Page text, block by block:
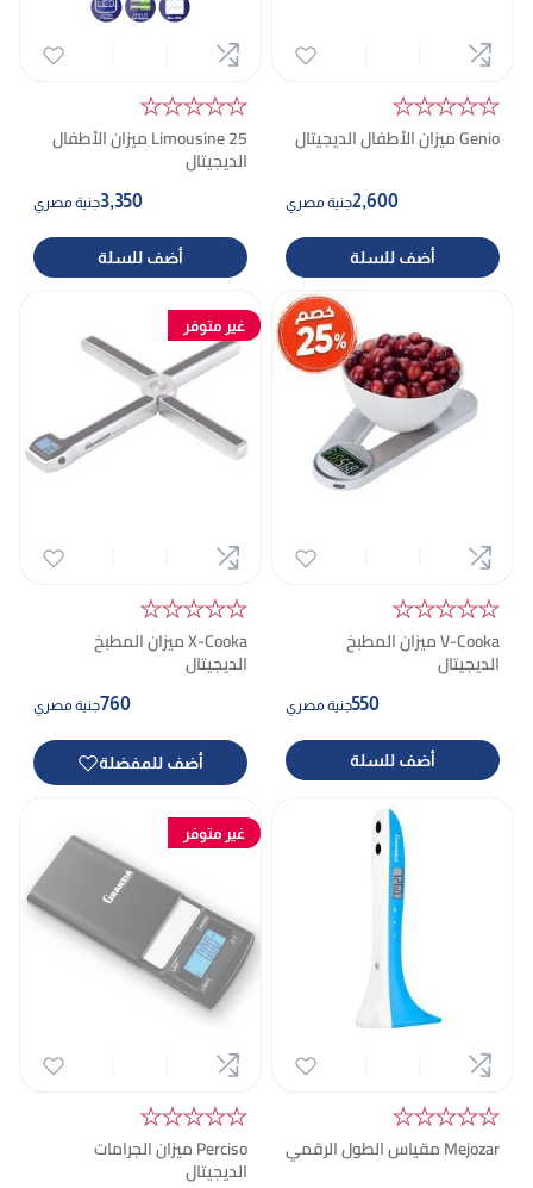
★★★★★
Genio ميزان الأطفال الديجيتال
جنية مصري2,600
أضف للسلة
★★★★★
Limousine 25 ميزان الأطفال
الديجيتال
جنية مصري3,350
أضف للسلة
★★★★★
V-Cooka ميزان المطبخ
الديجيتال
جنية مصري550
أضف للسلة
غير متوفر
★★★★★
X-Cooka ميزان المطبخ
الديجيتال
جنية مصري760
أضف للمفضلة
★★★★★
Mejozarمقياس الطول الرقمي
غير متوفر
★★★★★
Perciso ميزان الجرامات
الديجيتال